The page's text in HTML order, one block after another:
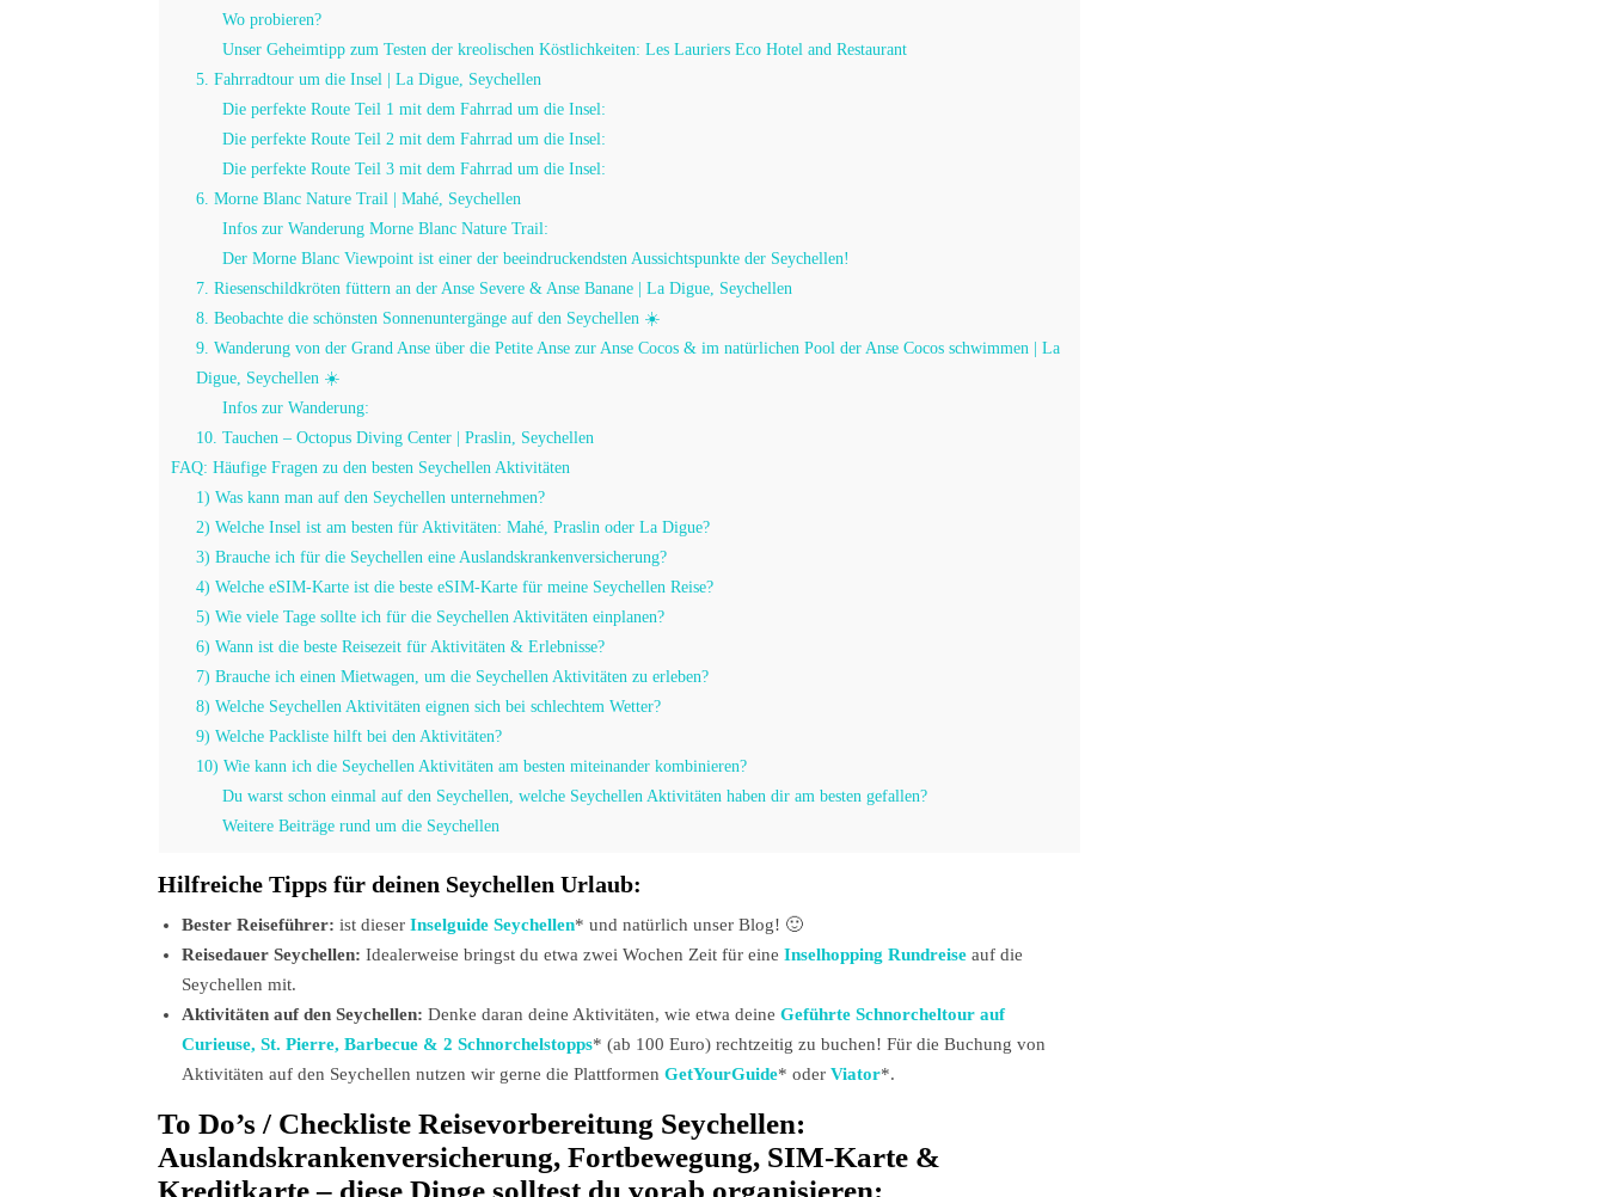
Wo probieren?
Unser Geheimtipp zum Testen der kreolischen Köstlichkeiten: Les Lauriers Eco Hotel and Restaurant
5. Fahrradtour um die Insel | La Digue, Seychellen
Die perfekte Route Teil 1 mit dem Fahrrad um die Insel:
Die perfekte Route Teil 2 mit dem Fahrrad um die Insel:
Die perfekte Route Teil 3 mit dem Fahrrad um die Insel:
6. Morne Blanc Nature Trail | Mahé, Seychellen
Infos zur Wanderung Morne Blanc Nature Trail:
Der Morne Blanc Viewpoint ist einer der beeindruckendsten Aussichtspunkte der Seychellen!
7. Riesenschildkröten füttern an der Anse Severe & Anse Banane | La Digue, Seychellen
8. Beobachte die schönsten Sonnenuntergänge auf den Seychellen ☀️
9. Wanderung von der Grand Anse über die Petite Anse zur Anse Cocos & im natürlichen Pool der Anse Cocos schwimmen | La
Digue, Seychellen ☀️
Infos zur Wanderung:
10. Tauchen – Octopus Diving Center | Praslin, Seychellen
FAQ: Häufige Fragen zu den besten Seychellen Aktivitäten
1) Was kann man auf den Seychellen unternehmen?
2) Welche Insel ist am besten für Aktivitäten: Mahé, Praslin oder La Digue?
3) Brauche ich für die Seychellen eine Auslandskrankenversicherung?
4) Welche eSIM-Karte ist die beste eSIM-Karte für meine Seychellen Reise?
5) Wie viele Tage sollte ich für die Seychellen Aktivitäten einplanen?
6) Wann ist die beste Reisezeit für Aktivitäten & Erlebnisse?
7) Brauche ich einen Mietwagen, um die Seychellen Aktivitäten zu erleben?
8) Welche Seychellen Aktivitäten eignen sich bei schlechtem Wetter?
9) Welche Packliste hilft bei den Aktivitäten?
10) Wie kann ich die Seychellen Aktivitäten am besten miteinander kombinieren?
Du warst schon einmal auf den Seychellen, welche Seychellen Aktivitäten haben dir am besten gefallen?
Weitere Beiträge rund um die Seychellen
Hilfreiche Tipps für deinen Seychellen Urlaub:
Bester Reiseführer: ist dieser Inselguide Seychellen* und natürlich unser Blog! 🙂
Reisedauer Seychellen: Idealerweise bringst du etwa zwei Wochen Zeit für eine Inselhopping Rundreise auf die
Seychellen mit.
Aktivitäten auf den Seychellen: Denke daran deine Aktivitäten, wie etwa deine Geführte Schnorcheltour auf
Curieuse, St. Pierre, Barbecue & 2 Schnorchelstopps* (ab 100 Euro) rechtzeitig zu buchen! Für die Buchung von
Aktivitäten auf den Seychellen nutzen wir gerne die Plattformen GetYourGuide* oder Viator*.
To Do’s / Checkliste Reisevorbereitung Seychellen:
Auslandskrankenversicherung, Fortbewegung, SIM-Karte &
Kreditkarte – diese Dinge solltest du vorab organisieren: